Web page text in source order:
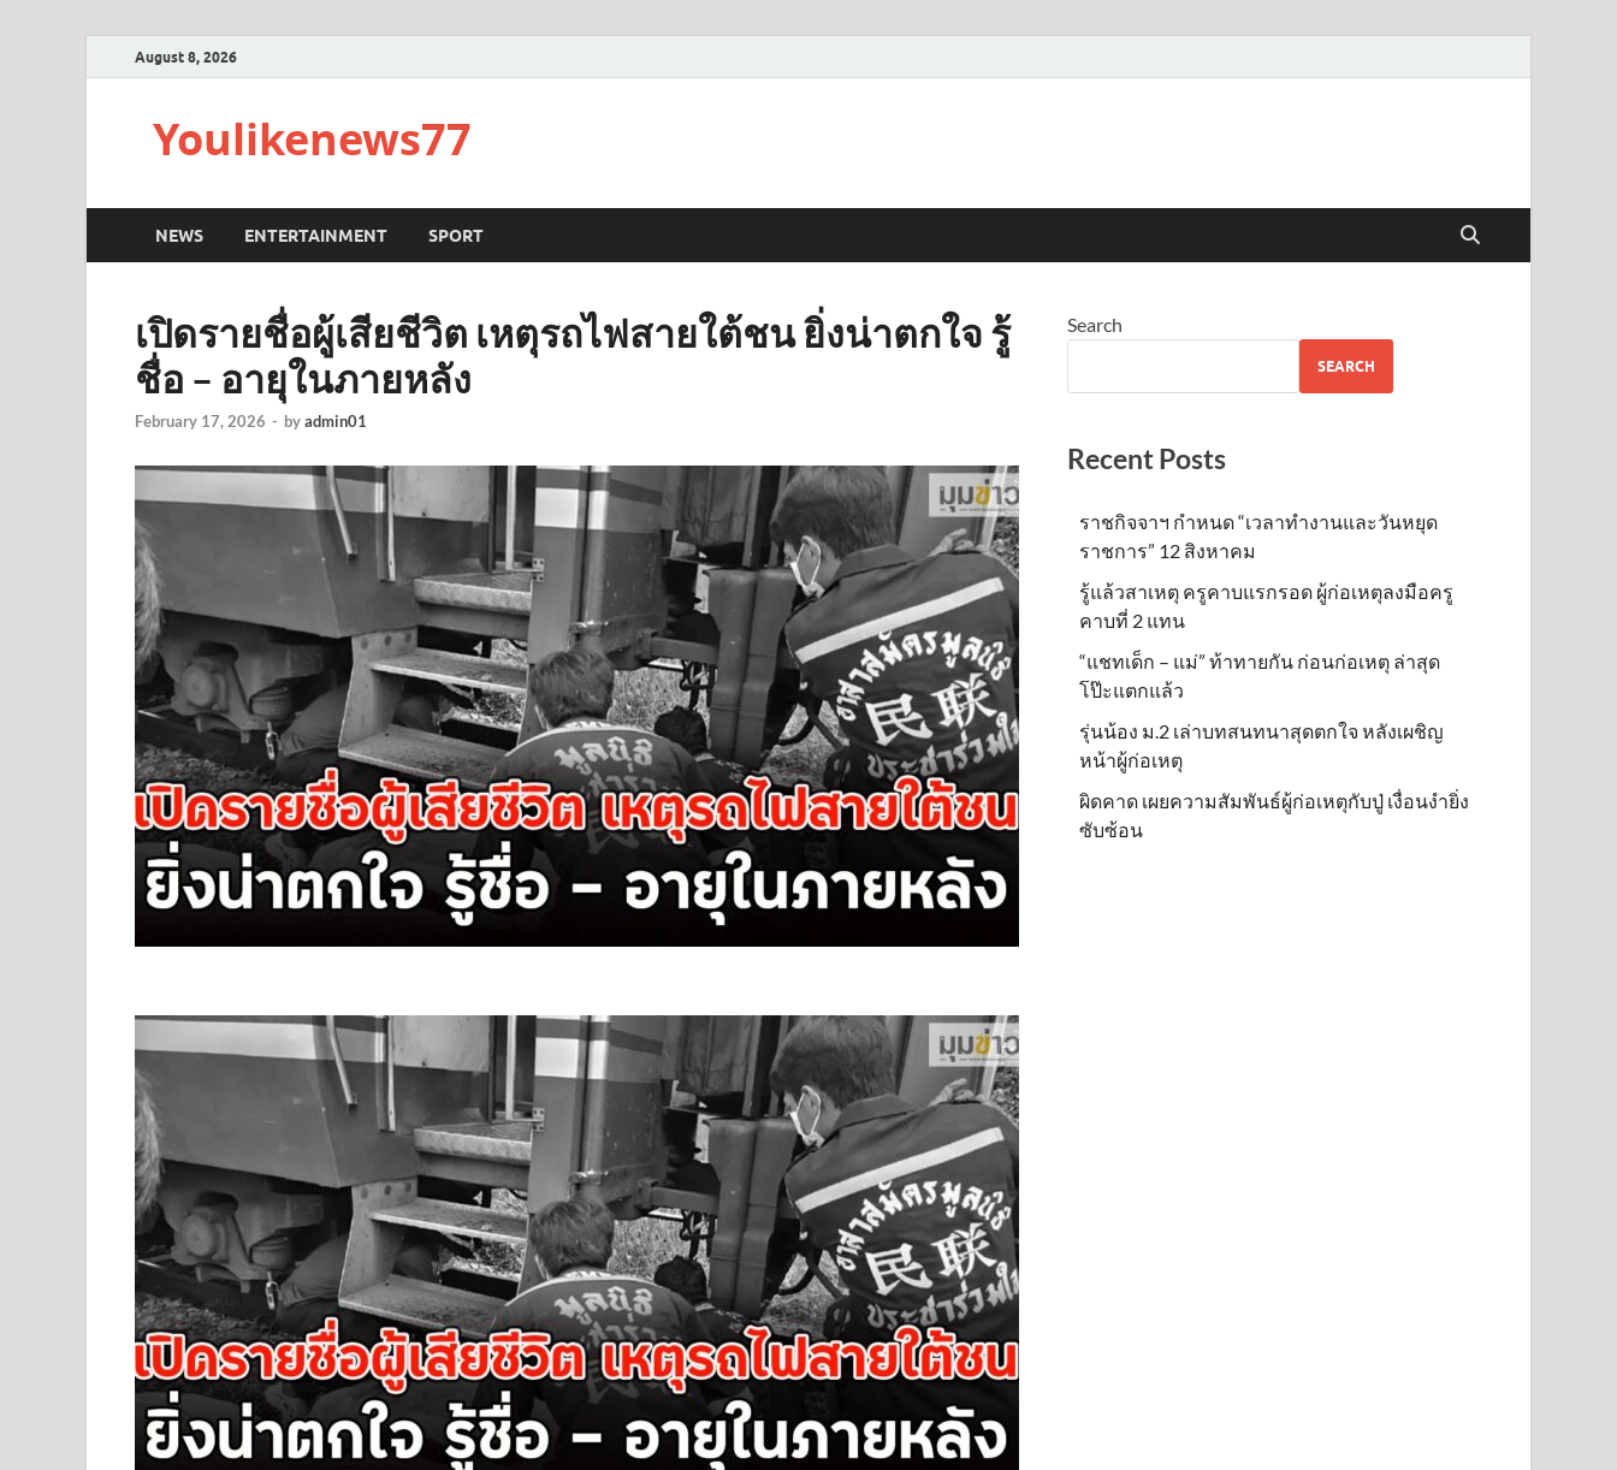
August 8, 2026
Youlikenews77
NEWS ENTERTAINMENT SPORT
เปิดรายชื่อผู้เสียชีวิต เหตุรถไฟสายใต้ชน ยิ่งน่าตกใจ รู้
ชื่อ – อายุในภายหลัง
February 17, 2026 - byadmin01
Search
SEARCH
Recent Posts
ราชกิจจาฯ กำหนด “เวลาทำงานและวันหยุด
ราชการ” 12 สิงหาคม
รู้แล้วสาเหตุ ครูคาบแรกรอด ผู้ก่อเหตุลงมือครู
คาบที่ 2 แทน
“แชทเด็ก – แม่” ท้าทายกัน ก่อนก่อเหตุ ล่าสุด
โป๊ะแตกแล้ว
รุ่นน้อง ม.2 เล่าบทสนทนาสุดตกใจ หลังเผชิญ
หน้าผู้ก่อเหตุ
ผิดคาด เผยความสัมพันธ์ผู้ก่อเหตุกับปู่ เงื่อนงำยิ่ง
ซับซ้อน